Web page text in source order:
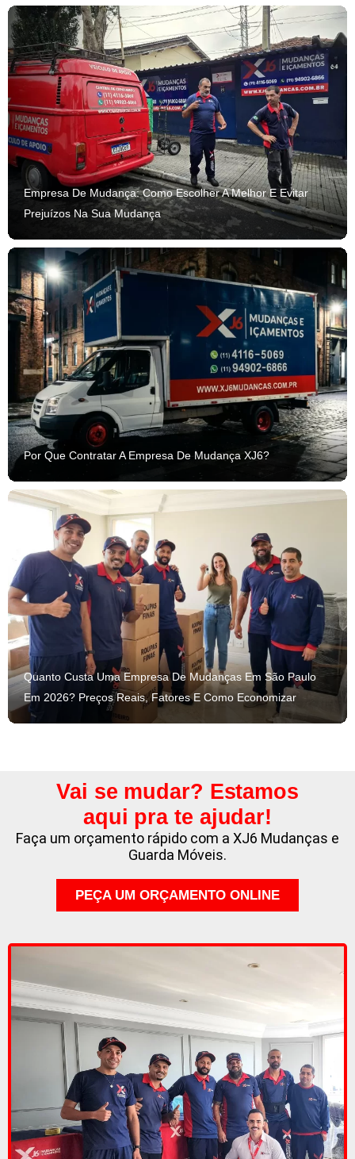
Empresa De Mudança: Como Escolher A Melhor E Evitar
Prejuízos Na Sua Mudança
Por Que Contratar A Empresa De Mudança XJ6?
Quanto Custa Uma Empresa De Mudanças Em São Paulo
Em 2026? Preços Reais, Fatores E Como Economizar
Vai se mudar? Estamos
aqui pra te ajudar!
Faça um orçamento rápido com a XJ6 Mudanças e
Guarda Móveis.
PEÇA UM ORÇAMENTO ONLINE